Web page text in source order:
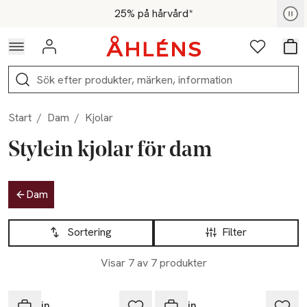
Hoppa till navigationsmenyn25% på hårvård*
För medlemmar - Shoppa nu
Logga in Favoriter
Sök
Start / Dam / Kjolar
Stylein kjolar för dam
Hoppa till produktsidan
Dam
Hoppa till produktsidan
Filter
Sortering
Visar 7 av 7 produkter
Lista över produkter